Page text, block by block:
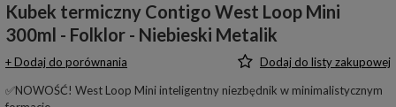
Kubek termiczny Contigo West Loop Mini
300ml - Folklor - Niebieski Metalik
+ Dodaj do porównania
Dodaj do listy zakupowej
✅NOWOŚĆ! West Loop Mini inteligentny niezbędnik w minimalistycznym